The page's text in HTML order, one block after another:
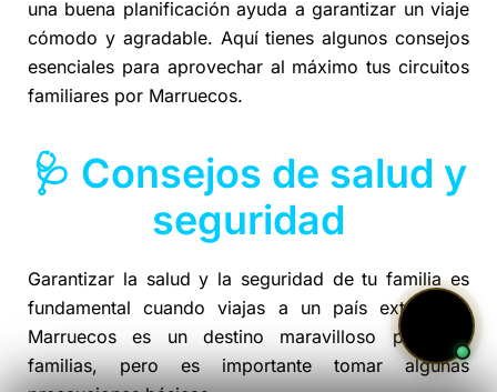
una buena planificación ayuda a garantizar un viaje
cómodo y agradable. Aquí tienes algunos consejos
esenciales para aprovechar al máximo tus circuitos
familiares por Marruecos.
🩺 Consejos de salud y
seguridad
Garantizar la salud y la seguridad de tu familia es
fundamental cuando viajas a un país extranjero.
Marruecos es un destino maravilloso para las
familias, pero es importante tomar algunas